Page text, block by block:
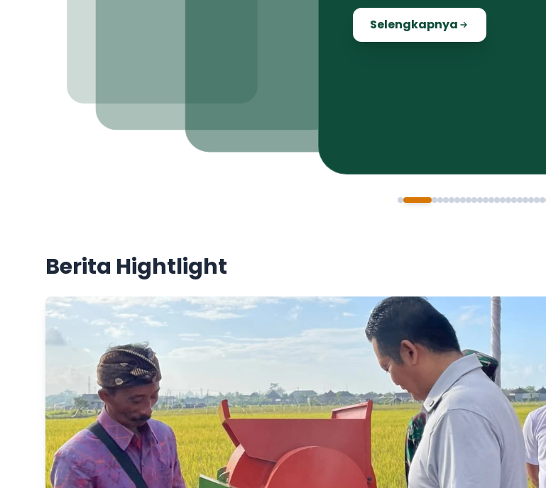
Selengkapnya
Berita Hightlight